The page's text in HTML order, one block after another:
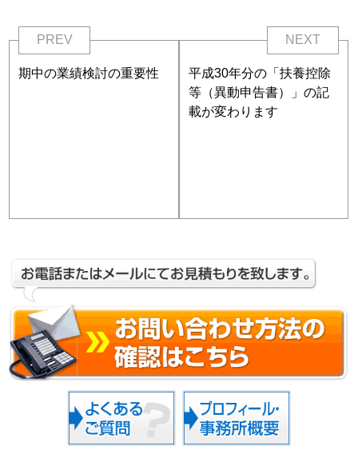
PREV
期中の業績検討の重要性
NEXT
平成30年分の「扶養控除
等（異動申告書）」の記
載が変わります